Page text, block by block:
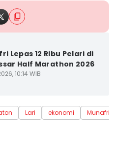
Lepas 12 Ribu Pelari di
Half Marathon 2026
10:14 WIB
Lari ekonomi
Munafri